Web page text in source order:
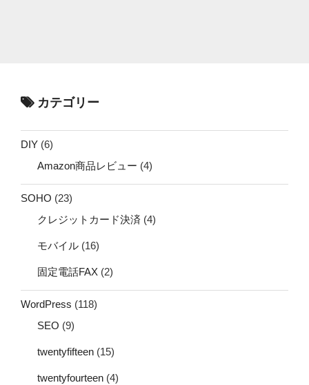
カテゴリー
DIY (6)
Amazon商品レビュー (4)
SOHO (23)
クレジットカード決済 (4)
モバイル (16)
固定電話FAX (2)
WordPress (118)
SEO (9)
twentyfifteen (15)
twentyfourteen (4)